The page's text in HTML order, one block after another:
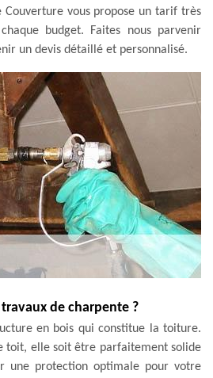
Couverture vous propose un tarif très
budget. Faites nous parvenir
un devis détaillé et personnalisé.
de charpente ?
en bois qui constitue la toiture.
toit, elle soit être parfaitement solide
une protection optimale pour votre